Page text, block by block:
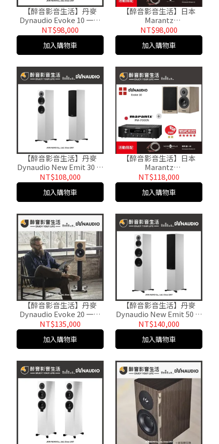
【醉音影音生活】丹麥
Dynaudio Evoke 10 一對
(多色) 書架型喇叭.2音路2
單體.公司貨
NT$98,000
加入購物車
【醉音影音生活】日本
Marantz
PM7000N+Dynaudio
New Emit 20 兩聲道/二聲
道優惠組合
NT$98,000
加入購物車
【醉音影音生活】丹麥
Dynaudio New Emit 30 落
地式喇叭/揚聲器.台灣公司
貨
NT$108,000
加入購物車
【醉音影音生活】日本
Marantz
PM7000N+Dynaudio
Evoke 10 兩聲道/二聲道優
惠組合
NT$118,000
加入購物車
【醉音影音生活】丹麥
Dynaudio Evoke 20 一對
(多色) 書架型喇叭.2音路2
單體.公司貨
NT$135,000
加入購物車
【醉音影音生活】丹麥
Dynaudio New Emit 50 落
地式喇叭/揚聲器.台灣公司
貨
NT$140,000
加入購物車